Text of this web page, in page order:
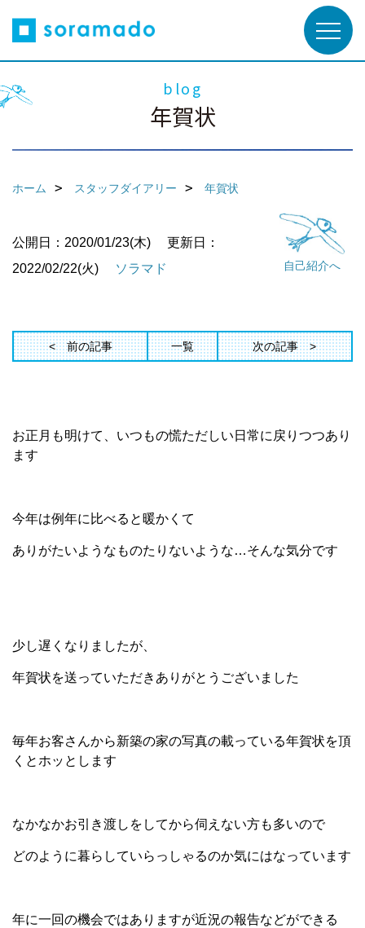
blog
年賀状
ホーム スタッフダイアリー 年賀状
自己紹介へ
公開日：2020/01/23(木)
更新日：
2022/02/22(火)
ソラマド
前の記事 一覧 次の記事
お正月も明けて、いつもの慌ただしい日常に戻りつつあり
ます
今年は例年に比べると暖かくて
ありがたいようなものたりないような…そんな気分です
少し遅くなりましたが、
年賀状を送っていただきありがとうございました
毎年お客さんから新築の家の写真の載っている年賀状を頂
くとホッとします
なかなかお引き渡しをしてから伺えない方も多いので
どのように暮らしていらっしゃるのか気にはなっています
年に一回の機会ではありますが近況の報告などができる